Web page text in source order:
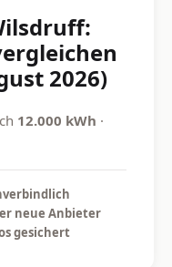
2026)
12.000 kWh ·
neue Anbieter
gesichert